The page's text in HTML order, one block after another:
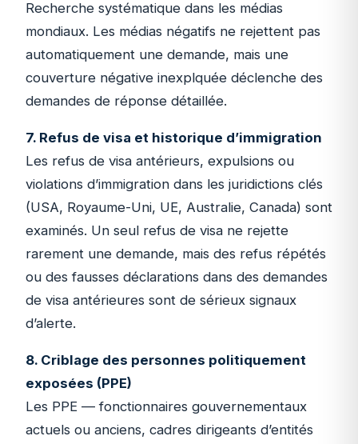
Recherche systématique dans les médias
mondiaux. Les médias négatifs ne rejettent pas
automatiquement une demande, mais une
couverture négative inexplquée déclenche des
demandes de réponse détaillée.
7. Refus de visa et historique d’immigration
Les refus de visa antérieurs, expulsions ou
violations d’immigration dans les juridictions clés
(USA, Royaume-Uni, UE, Australie, Canada) sont
examinés. Un seul refus de visa ne rejette
rarement une demande, mais des refus répétés
ou des fausses déclarations dans des demandes
de visa antérieures sont de sérieux signaux
d’alerte.
8. Criblage des personnes politiquement
exposées (PPE)
Les PPE — fonctionnaires gouvernementaux
actuels ou anciens, cadres dirigeants d’entités